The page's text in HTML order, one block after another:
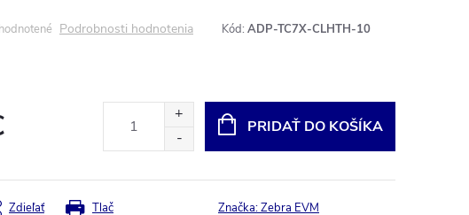
Podrobnosti hodnotenia Kód: ADP-TC7X-CLHTH-10
PRIDAŤ DO KOŠÍKA
Tlač
Zdieľať Značka:Zebra EVM